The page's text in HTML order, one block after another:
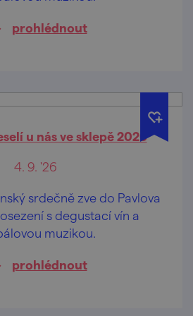
prohlédnout
u nás ve sklepě 2026
4. 9. '26
srdečně zve do Pavlova
s degustací vín a
muzikou.
prohlédnout